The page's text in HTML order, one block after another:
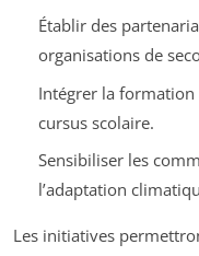
Établir des
organisations de
Intégrer la
cursus scolaire.
Sensibiliser les
l’adaptation
Les initiatives